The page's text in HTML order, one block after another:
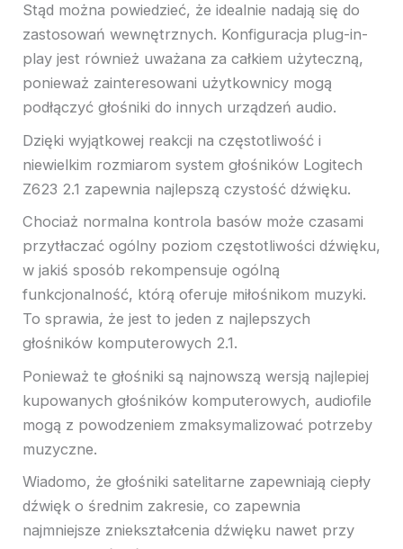
Stąd można powiedzieć, że idealnie nadają się do
zastosowań wewnętrznych. Konfiguracja plug-in-
play jest również uważana za całkiem użyteczną,
ponieważ zainteresowani użytkownicy mogą
podłączyć głośniki do innych urządzeń audio.
Dzięki wyjątkowej reakcji na częstotliwość i
niewielkim rozmiarom system głośników Logitech
Z623 2.1 zapewnia najlepszą czystość dźwięku.
Chociaż normalna kontrola basów może czasami
przytłaczać ogólny poziom częstotliwości dźwięku,
w jakiś sposób rekompensuje ogólną
funkcjonalność, którą oferuje miłośnikom muzyki.
To sprawia, że ​​jest to jeden z najlepszych
głośników komputerowych 2.1.
Ponieważ te głośniki są najnowszą wersją najlepiej
kupowanych głośników komputerowych, audiofile
mogą z powodzeniem zmaksymalizować potrzeby
muzyczne.
Wiadomo, że głośniki satelitarne zapewniają ciepły
dźwięk o średnim zakresie, co zapewnia
najmniejsze zniekształcenia dźwięku nawet przy